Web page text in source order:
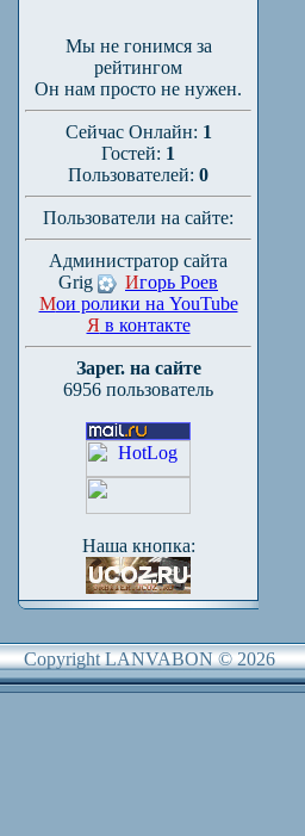
Мы не гонимся за
рейтингом
Он нам просто не нужен.
Сейчас Онлайн: 1
Гостей: 1
Пользователей: 0
Пользователи на сайте:
Администратор сайта
Grig
Игорь Роев
Мои ролики на YouTube
Я в контакте
Зарег. на сайте
6956 пользователь
Наша кнопка:
Copyright LANVABON © 2026